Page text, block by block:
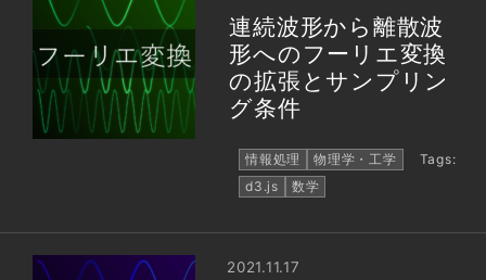
連続波形から離散波
形へのフーリエ変換
の拡張とサンプリン
グ条件
情報処理 物理学・工学
Tags:
d3.js
数学
2021.11.17